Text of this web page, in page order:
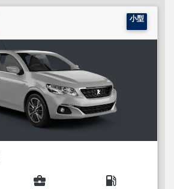
小型
business_center local_gas_station